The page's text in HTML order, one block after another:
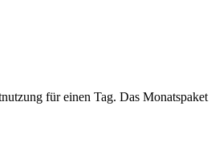
für einen Tag. Das Monatspaket